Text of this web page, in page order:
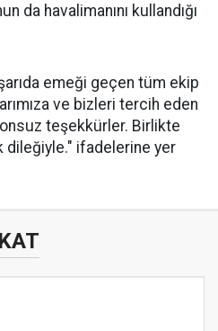
da havalimanını kullandığı
emeği geçen tüm ekip
ve bizleri tercih eden
teşekkürler. Birlikte
dileğiyle." ifadelerine yer